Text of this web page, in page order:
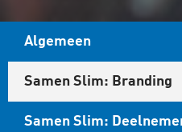
Algemeen
Samen Slim: Branding
Samen Slim: